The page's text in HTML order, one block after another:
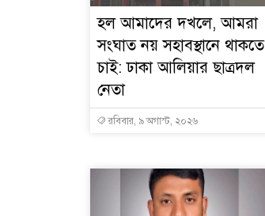
হল আমাদের দখলে, আমরা
সংঘাত নয় সহাবস্থানে থাকতে
চাই: ঢাকা আলিয়ার ছাত্রদল
নেতা
রবিবার, ৯ অগাস্ট, ২০২৬